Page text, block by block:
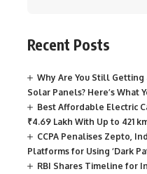
Recent Posts
Why Are You Still
Solar Panels? Here’s What
Best Affordable Electric
₹4.69 Lakh With Up to 421
CCPA Penalises Zepto,
Platforms for Using ‘Dark
RBI Shares Timeline for